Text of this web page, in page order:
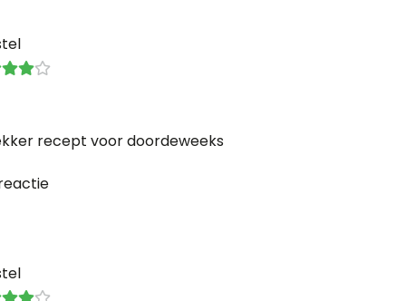
recept voor doordeweeks